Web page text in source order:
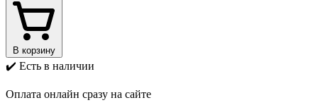
В корзину
✔️ Есть в наличии
Оплата онлайн сразу на сайте